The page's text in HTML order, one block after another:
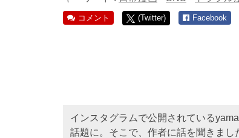
コメント (Twitter) Facebook
インスタグラムで公開されている
話題に。そこで、作者に話を聞きまし